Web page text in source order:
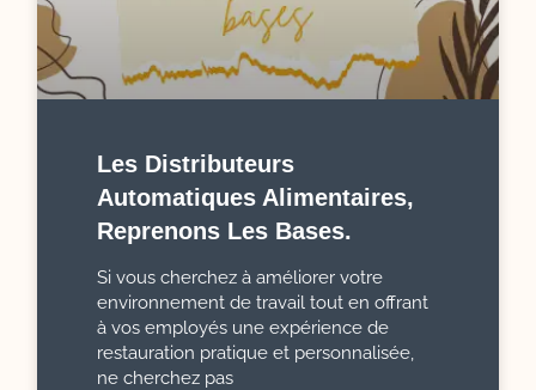
Les Distributeurs
Automatiques Alimentaires,
Reprenons Les Bases.
Si vous cherchez à améliorer votre
environnement de travail tout en offrant
à vos employés une expérience de
restauration pratique et personnalisée,
ne cherchez pas